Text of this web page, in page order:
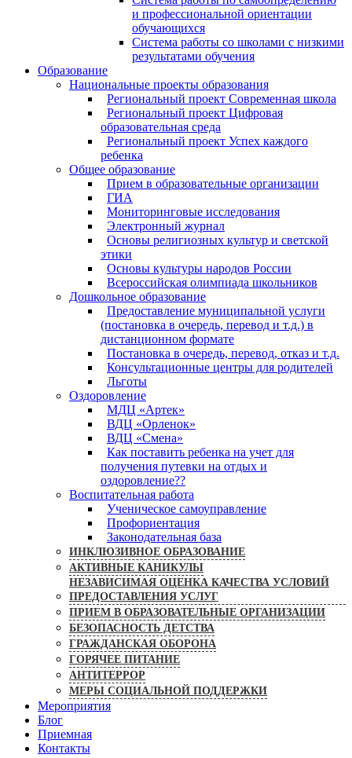
и профессиональной ориентации
обучающихся
Система работы со школами с низкими
результатами обучения
Образование
Национальные проекты образования
Региональный проект Современная школа
Региональный проект Цифровая
образовательная среда
Региональный проект Успех каждого
ребенка
Общее образование
Прием в образовательные организации
ГИА
Мониторинговые исследования
Электронный журнал
Основы религиозных культур и светской
этики
Основы культуры народов России
Всероссийская олимпиада школьников
Дошкольное образование
Предоставление муниципальной услуги
(постановка в очередь, перевод и т.д.) в
дистанционном формате
Постановка в очередь, перевод, отказ и т.д.
Консультационные центры для родителей
Льготы
Оздоровление
МДЦ «Артек»
ВДЦ «Орленок»
ВДЦ «Смена»
Как поставить ребенка на учет для
получения путевки на отдых и
оздоровление??
Воспитательная работа
Ученическое самоуправление
Профориентация
Законодательная база
ИНКЛЮЗИВНОЕ ОБРАЗОВАНИЕ
АКТИВНЫЕ КАНИКУЛЫ
НЕЗАВИСИМАЯ ОЦЕНКА КАЧЕСТВА УСЛОВИЙ
ПРЕДОСТАВЛЕНИЯ УСЛУГ
ПРИЕМ В ОБРАЗОВАТЕЛЬНЫЕ ОРГАНИЗАЦИИ
БЕЗОПАСНОСТЬ ДЕТСТВА
ГРАЖДАНСКАЯ ОБОРОНА
ГОРЯЧЕЕ ПИТАНИЕ
АНТИТЕРРОР
МЕРЫ СОЦИАЛЬНОЙ ПОДДЕРЖКИ
Мероприятия
Блог
Приемная
Контакты